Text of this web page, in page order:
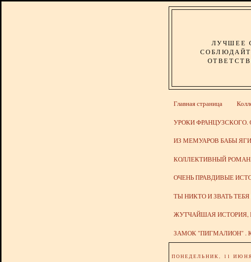
ЛУЧШЕЕ
Главная страница
УРОКИ ФРАНЦУЗСКОГО.
ИЗ МЕМУАРОВ БАБЫ
КОЛЛЕКТИВНЫЙ
ОЧЕНЬ ПРАВДИВЫЕ
ТЫ НИКТО И ЗВАТЬ
ЖУТЧАЙШАЯ ИСТОРИЯ,
ЗАМОК "ПИГМАЛИОН" .
ПОНЕДЕЛЬНИК, 11 ИЮНЯ